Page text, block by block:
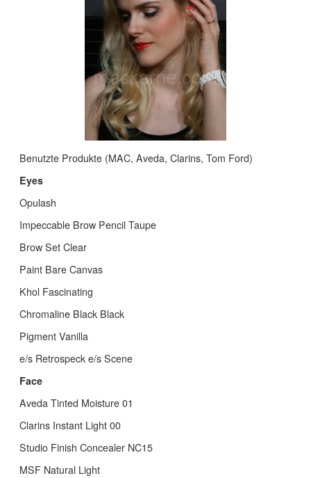
Benutzte Produkte (MAC, Aveda, Clarins, Tom Ford)
Eyes
Opulash
Impeccable Brow Pencil Taupe
Brow Set Clear
Paint Bare Canvas
Khol Fascinating
Chromaline Black Black
Pigment Vanilla
e/s Retrospeck e/s Scene
Face
Aveda Tinted Moisture 01
Clarins Instant Light 00
Studio Finish Concealer NC15
MSF Natural Light